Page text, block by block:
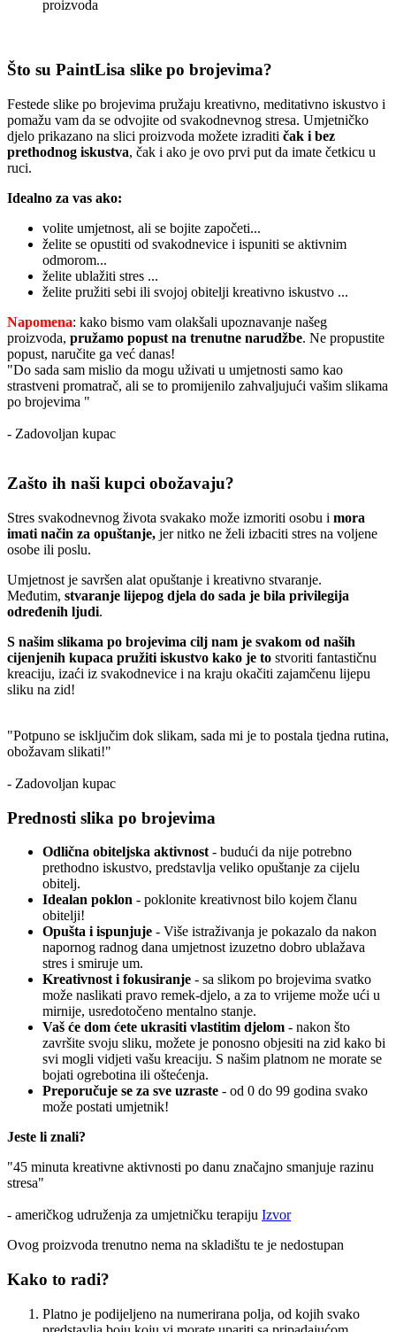
proizvoda
Što su PaintLisa slike po brojevima?
Festede slike po brojevima pružaju kreativno, meditativno iskustvo i
pomažu vam da se odvojite od svakodnevnog stresa. Umjetničko
djelo prikazano na slici proizvoda možete izraditi čak i bez
prethodnog iskustva, čak i ako je ovo prvi put da imate četkicu u
ruci.
Idealno za vas ako:
volite umjetnost, ali se bojite započeti...
želite se opustiti od svakodnevice i ispuniti se aktivnim
odmorom...
želite ublažiti stres ...
želite pružiti sebi ili svojoj obitelji kreativno iskustvo ...
Napomena: kako bismo vam olakšali upoznavanje našeg
proizvoda, pružamo popust na trenutne narudžbe. Ne propustite
popust, naručite ga već danas!
"Do sada sam mislio da mogu uživati u umjetnosti samo kao
strastveni promatrač, ali se to promijenilo zahvaljujući vašim slikama
po brojevima "
- Zadovoljan kupac
Zašto ih naši kupci obožavaju?
Stres svakodnevnog života svakako može izmoriti osobu i mora
imati način za opuštanje, jer nitko ne želi izbaciti stres na voljene
osobe ili poslu.
Umjetnost je savršen alat opuštanje i kreativno stvaranje.
Međutim, stvaranje lijepog djela do sada je bila privilegija
određenih ljudi.
S našim slikama po brojevima cilj nam je svakom od naših
cijenjenih kupaca pružiti iskustvo kako je to stvoriti fantastičnu
kreaciju, izaći iz svakodnevice i na kraju okačiti zajamčenu lijepu
sliku na zid!
"Potpuno se isključim dok slikam, sada mi je to postala tjedna rutina,
obožavam slikati!"
- Zadovoljan kupac
Prednosti slika po brojevima
Odlična obiteljska aktivnost- budući da nije potrebno
prethodno iskustvo, predstavlja veliko opuštanje za cijelu
obitelj.
Idealan poklon - poklonite kreativnost bilo kojem članu
obitelji!
Opušta i ispunjuje - Više istraživanja je pokazalo da nakon
napornog radnog dana umjetnost izuzetno dobro ublažava
stres i smiruje um.
Kreativnost i fokusiranje - sa slikom po brojevima svatko
može naslikati pravo remek-djelo, a za to vrijeme može ući u
mirnije, usredotočeno mentalno stanje.
Vaš će dom ćete ukrasiti vlastitim djelom - nakon što
završite svoju sliku, možete je ponosno objesiti na zid kako bi
svi mogli vidjeti vašu kreaciju. S našim platnom ne morate se
bojati ogrebotina ili oštećenja.
Preporučuje se za sve uzraste - od 0 do 99 godina svako
može postati umjetnik!
Jeste li znali?
"45 minuta kreativne aktivnosti po danu značajno smanjuje razinu
stresa"
- američkog udruženja za umjetničku terapiju Izvor
Ovog proizvoda trenutno nema na skladištu te je nedostupan
Kako to radi?
Platno je podijeljeno na numerirana polja, od kojih svako